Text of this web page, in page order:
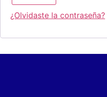
¿Olvidaste la contraseña?